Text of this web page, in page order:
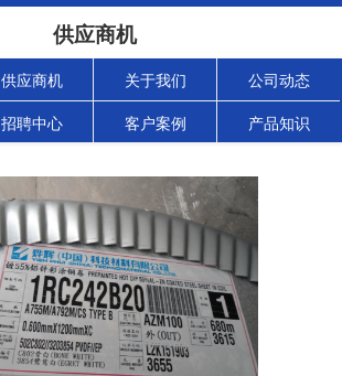
供应商机
供应商机 关于我们 公司动态
招聘中心 客户案例 产品知识